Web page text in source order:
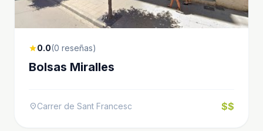
star0.0(0 reseñas)
Bolsas Miralles
location_onCarrer de Sant Francesc $$